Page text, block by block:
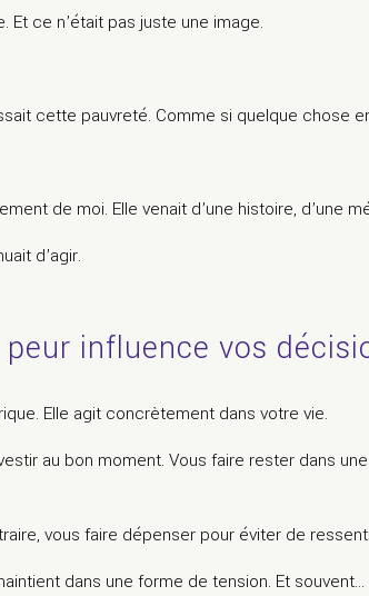
Et ce n’était pas juste une image.
cette pauvreté. Comme si quelque chose
de moi. Elle venait d’une histoire, d’une
d’agir.
influence vos
Elle agit concrètement dans votre vie.
au bon moment. Vous faire rester dans
vous faire dépenser pour éviter de
dans une forme de tension. Et